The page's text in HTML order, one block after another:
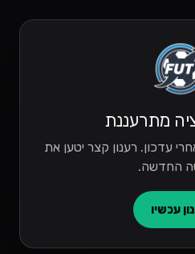
מתרעננת
עדכון. רענון קצר יטען את
החדשה.
עכשיו